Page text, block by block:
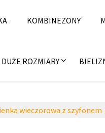
KOMBINEZONY
DUŻE ROZMIARY
wieczorowa z szyfonem